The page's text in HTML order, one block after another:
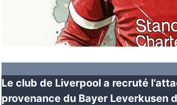
Le club de Liverpool a recruté
provenance du Bayer Leverkusen